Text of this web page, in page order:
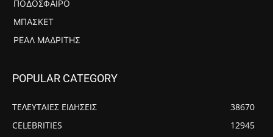
ΠΟΔΌΣΦΑΙΡΟ
ΜΠΆΣΚΕΤ
ΡΕΆΛ ΜΑΔΡΊΤΗΣ
POPULAR CATEGORY
ΤΕΛΕΥΤΑΙΕΣ ΕΙΔΗΣΕΙΣ
38670
CELEBRITIES
12945